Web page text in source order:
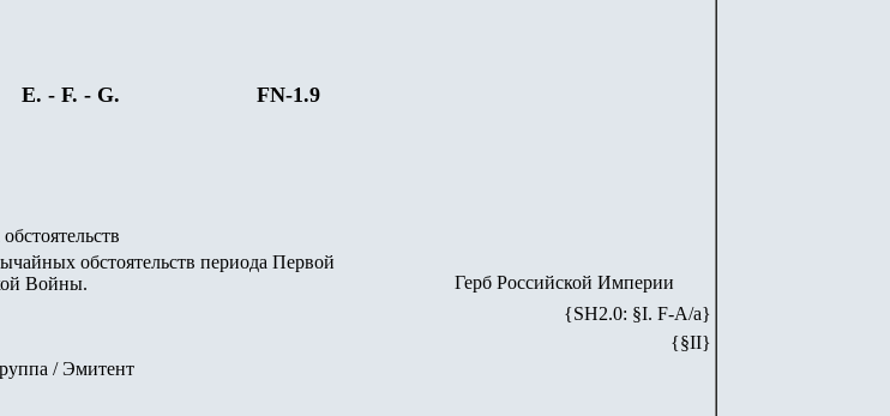
E. - F. - G. FN-1.9
обстоятельств периода Первой
Войны.
Герб Российской Империи
{SH2.0: §I. F-А/а}
{§II}
/ Эмитент